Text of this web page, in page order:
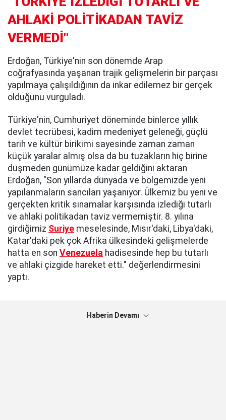
AHLAKİ POLİTİKADAN TAVİZ
VERMEDİ"
Erdoğan, Türkiye'nin son dönemde Arap
coğrafyasında yaşanan trajik gelişmelerin bir parçası
yapılmaya çalışıldığının da inkar edilemez bir gerçek
olduğunu vurguladı.
Türkiye'nin, Cumhuriyet döneminde binlerce yıllık
devlet tecrübesi, kadim medeniyet geleneği, güçlü
tarih ve kültür birikimi sayesinde zaman zaman
küçük yaralar almış olsa da bu tuzakların hiç birine
düşmeden günümüze kadar geldiğini aktaran
Erdoğan, "Son yıllarda dünyada ve bölgemizde yeni
yapılanmaların sancıları yaşanıyor. Ülkemiz bu yeni ve
gerçekten kritik sınamalar karşısında izlediği tutarlı
ve ahlaki politikadan taviz vermemiştir. 8. yılına
girdiğimiz Suriye meselesinde, Mısır'daki, Libya'daki,
Katar'daki pek çok Afrika ülkesindeki gelişmelerde
hatta en son Venezuela hadisesinde hep bu tutarlı
ve ahlaki çizgide hareket etti." değerlendirmesini
yaptı.
Haberin Devamı